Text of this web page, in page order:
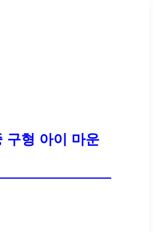
구형 아이 마운